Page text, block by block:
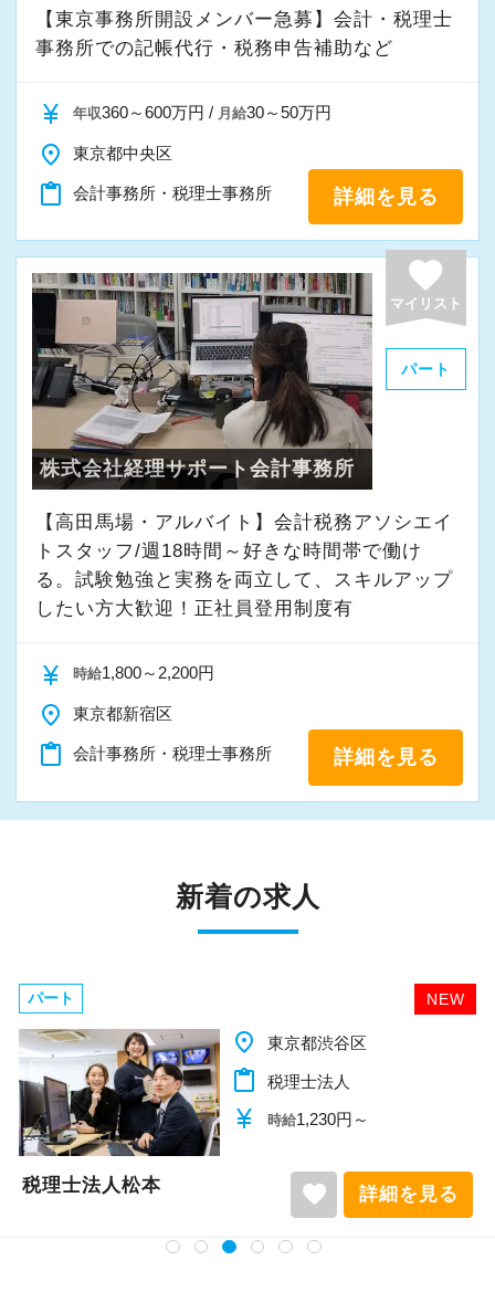
【東京事務所開設メンバー急募】会計・税理士
事務所での記帳代行・税務申告補助など
currency_yen 年収360～600万円 / 月給30～50万円
place 東京都中央区
content_paste 会計事務所・税理士事務所 詳細を見る
favorite
マイリスト
パート
株式会社経理サポート会計事務所
【高田馬場・アルバイト】会計税務アソシエイ
トスタッフ/週18時間～好きな時間帯で働け
る。試験勉強と実務を両立して、スキルアップ
したい方大歓迎！正社員登用制度有
currency_yen 時給1,800～2,200円
place 東京都新宿区
content_paste 会計事務所・税理士事務所 詳細を見る
新着の求人
NEW
パート
place 千葉県柏市
content_paste 税理士法人
currency_yen 時給1,140円～
税理士法人松本 favorite 詳細を見る